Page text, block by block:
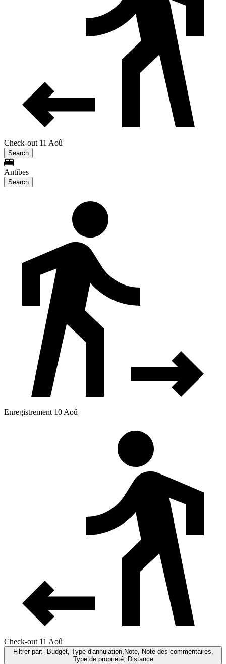
Check-out 11 Aoû
Search
Antibes
Search
Enregistrement 10 Aoû
Check-out 11 Aoû
Filtrer par: Budget, Type d'annulation,Note, Note des commentaires,
Type de propriété, Distance